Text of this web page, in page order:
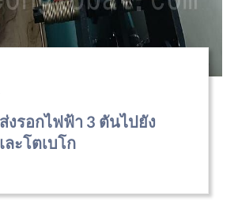
งรอกไฟฟ้า 3 ตันไปยัง
ะโตเบโก